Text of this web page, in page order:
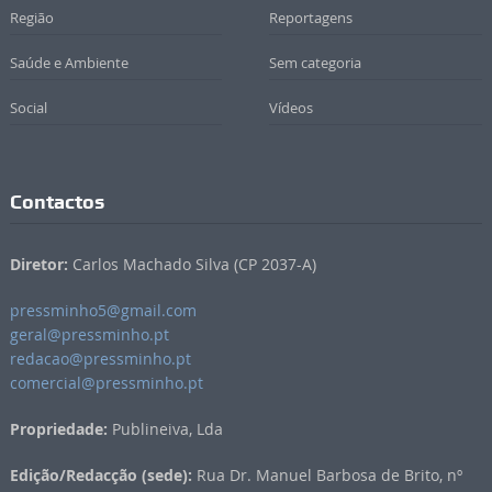
Região Reportagens
Saúde e Ambiente Sem categoria
Social Vídeos
Contactos
Diretor: Carlos Machado Silva (CP 2037-A)
pressminho5@gmail.com
geral@pressminho.pt
redacao@pressminho.pt
comercial@pressminho.pt
Propriedade: Publineiva, Lda
Edição/Redacção (sede): Rua Dr. Manuel Barbosa de Brito, nº